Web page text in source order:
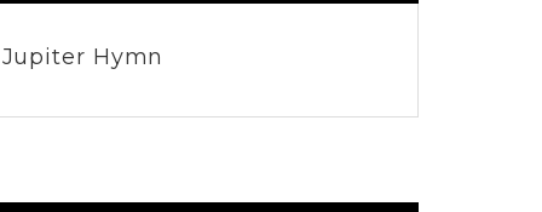
Jupiter Hymn